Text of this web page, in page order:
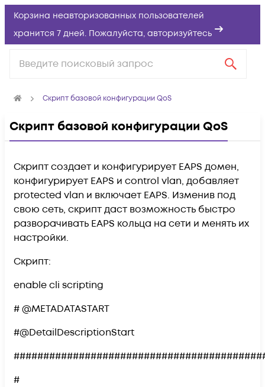
Корзина неавторизованных пользователей
хранится 7 дней. Пожалуйста, авторизуйтесь
Скрипт базовой конфигурации QoS
Скрипт базовой конфигурации QoS
Скрипт создает и конфигурирует EAPS домен,
конфигурирует EAPS и control vlan, добавляет
protected vlan и включает EAPS. Изменив под
свою сеть, скрипт даст возможность быстро
разворачивать EAPS кольца на сети и менять их
настройки.
Скрипт:
enable cli scripting
# @METADATASTART
#@DetailDescriptionStart
#